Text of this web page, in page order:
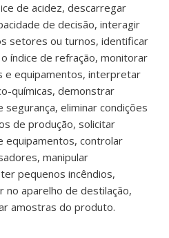
de acidez, descarregar
de decisão, interagir
setores ou turnos, identificar
índice de refração, monitorar
e equipamentos, interpretar
químicas, demonstrar
segurança, eliminar condições
de produção, solicitar
equipamentos, controlar
manipular
pequenos incêndios,
aparelho de destilação,
amostras do produto.